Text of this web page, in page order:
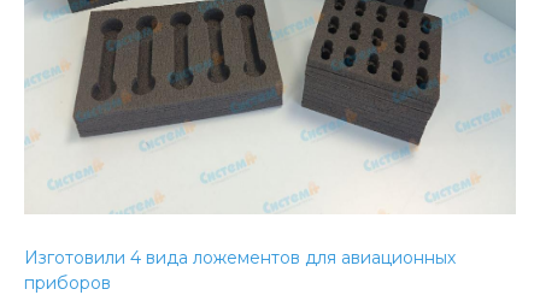
Изготовили 4 вида ложементов для авиационных
приборов